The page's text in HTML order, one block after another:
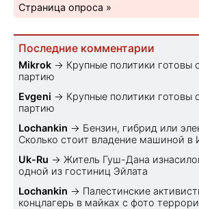
Страница опроса »
Последние комментарии
Mikrok → Крупные политики готовы
партию
Evgeni → Крупные политики готовы
партию
Lochankin → Бензин, гибрид или
Cколько стоит владение машиной в
Uk-Ru → Житель Гуш-Дана
одной из гостиниц Эйлата
Lochankin → Палестинские
концлагерь в майках с фото